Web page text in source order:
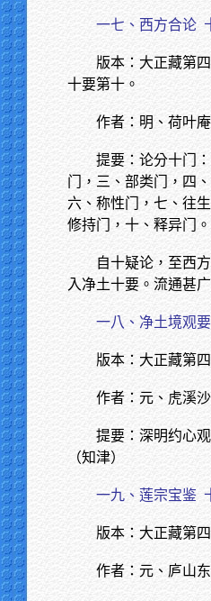
一七、西方合论
版本：大正藏第
十要第十。
作者：明、荷叶
提要：论分十门
门，三、部类门，四
六、称性门，七、往
修持门，十、释异门。
自十疑论，至西
入净土十要。流通甚广
一八、净土境观要
版本：大正藏第
作者：元、虎溪
提要：深明约心
（知津）
一九、莲宗宝鉴
版本：大正藏第
作者：元、庐山